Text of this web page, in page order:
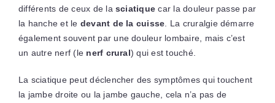
différents de ceux de la sciatique car la douleur passe par
la hanche et le devant de la cuisse . La cruralgie démarre
également souvent par une douleur lombaire, mais c’est
un autre nerf (le nerf crural) qui est touché.
La sciatique peut déclencher des symptômes qui touchent
la jambe droite ou la jambe gauche, cela n’a pas de